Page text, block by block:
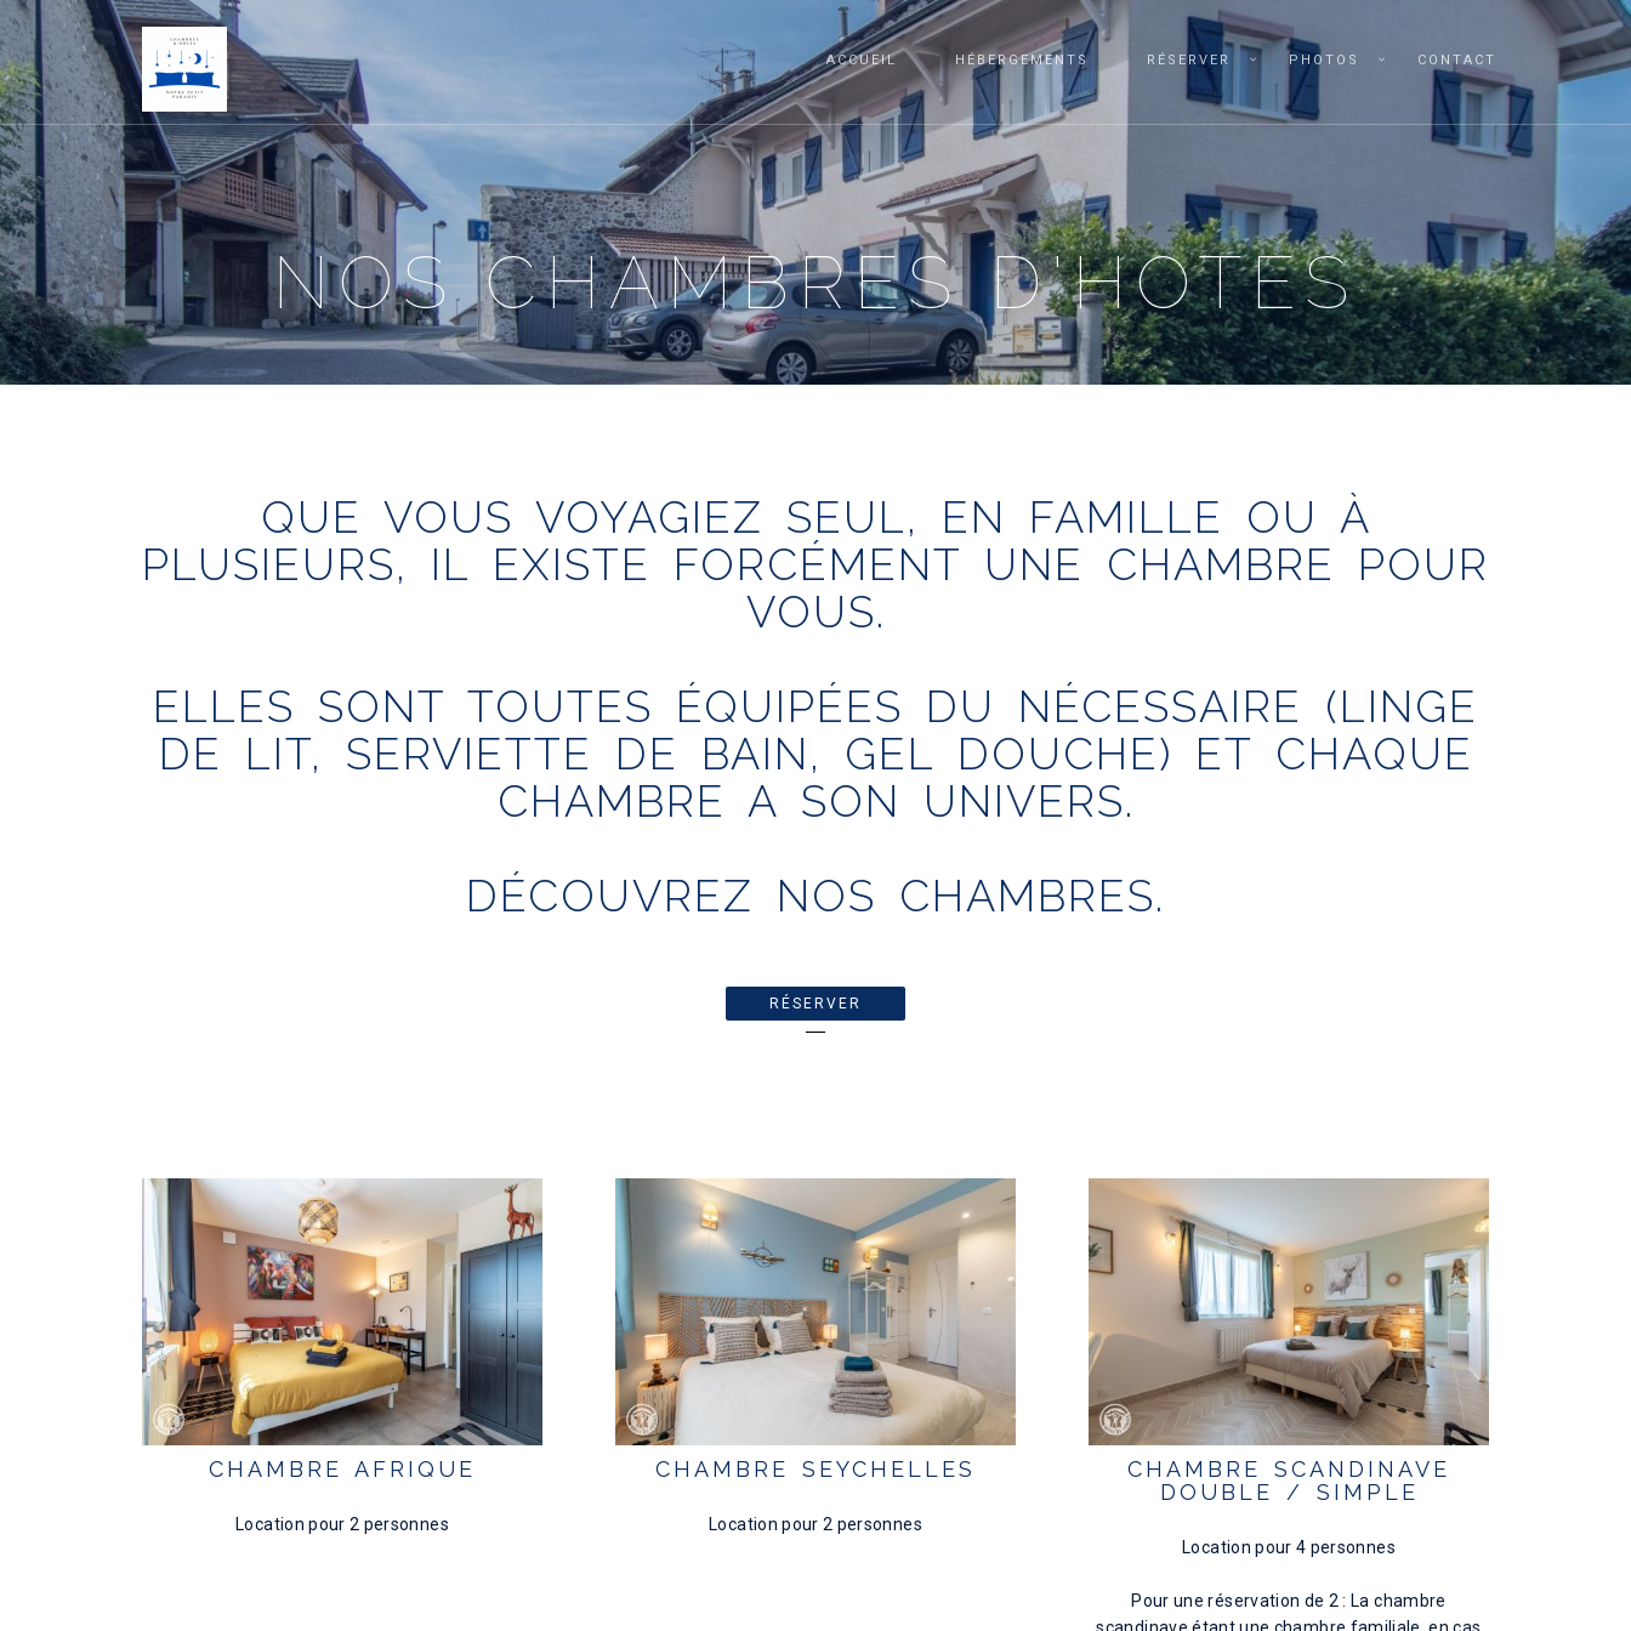
ACCUEIL HÉBERGEMENTS RÉSERVER PHOTOS CONTACT
NOS CHAMBRES D'HOTES
QUE VOUS VOYAGIEZ SEUL, EN FAMILLE OU À
PLUSIEURS, IL EXISTE FORCÉMENT UNE CHAMBRE POUR
VOUS.
ELLES SONT TOUTES ÉQUIPÉES DU NÉCESSAIRE (LINGE
DE LIT, SERVIETTE DE BAIN, GEL DOUCHE) ET CHAQUE
CHAMBRE A SON UNIVERS.
DÉCOUVREZ NOS CHAMBRES.
RÉSERVER
CHAMBRE AFRIQUE
Location pour 2 personnes
CHAMBRE SEYCHELLES
Location pour 2 personnes
CHAMBRE SCANDINAVE
DOUBLE / SIMPLE
Location pour 4 personnes
Pour une réservation de 2 : La chambre
scandinave étant une chambre familiale, en cas